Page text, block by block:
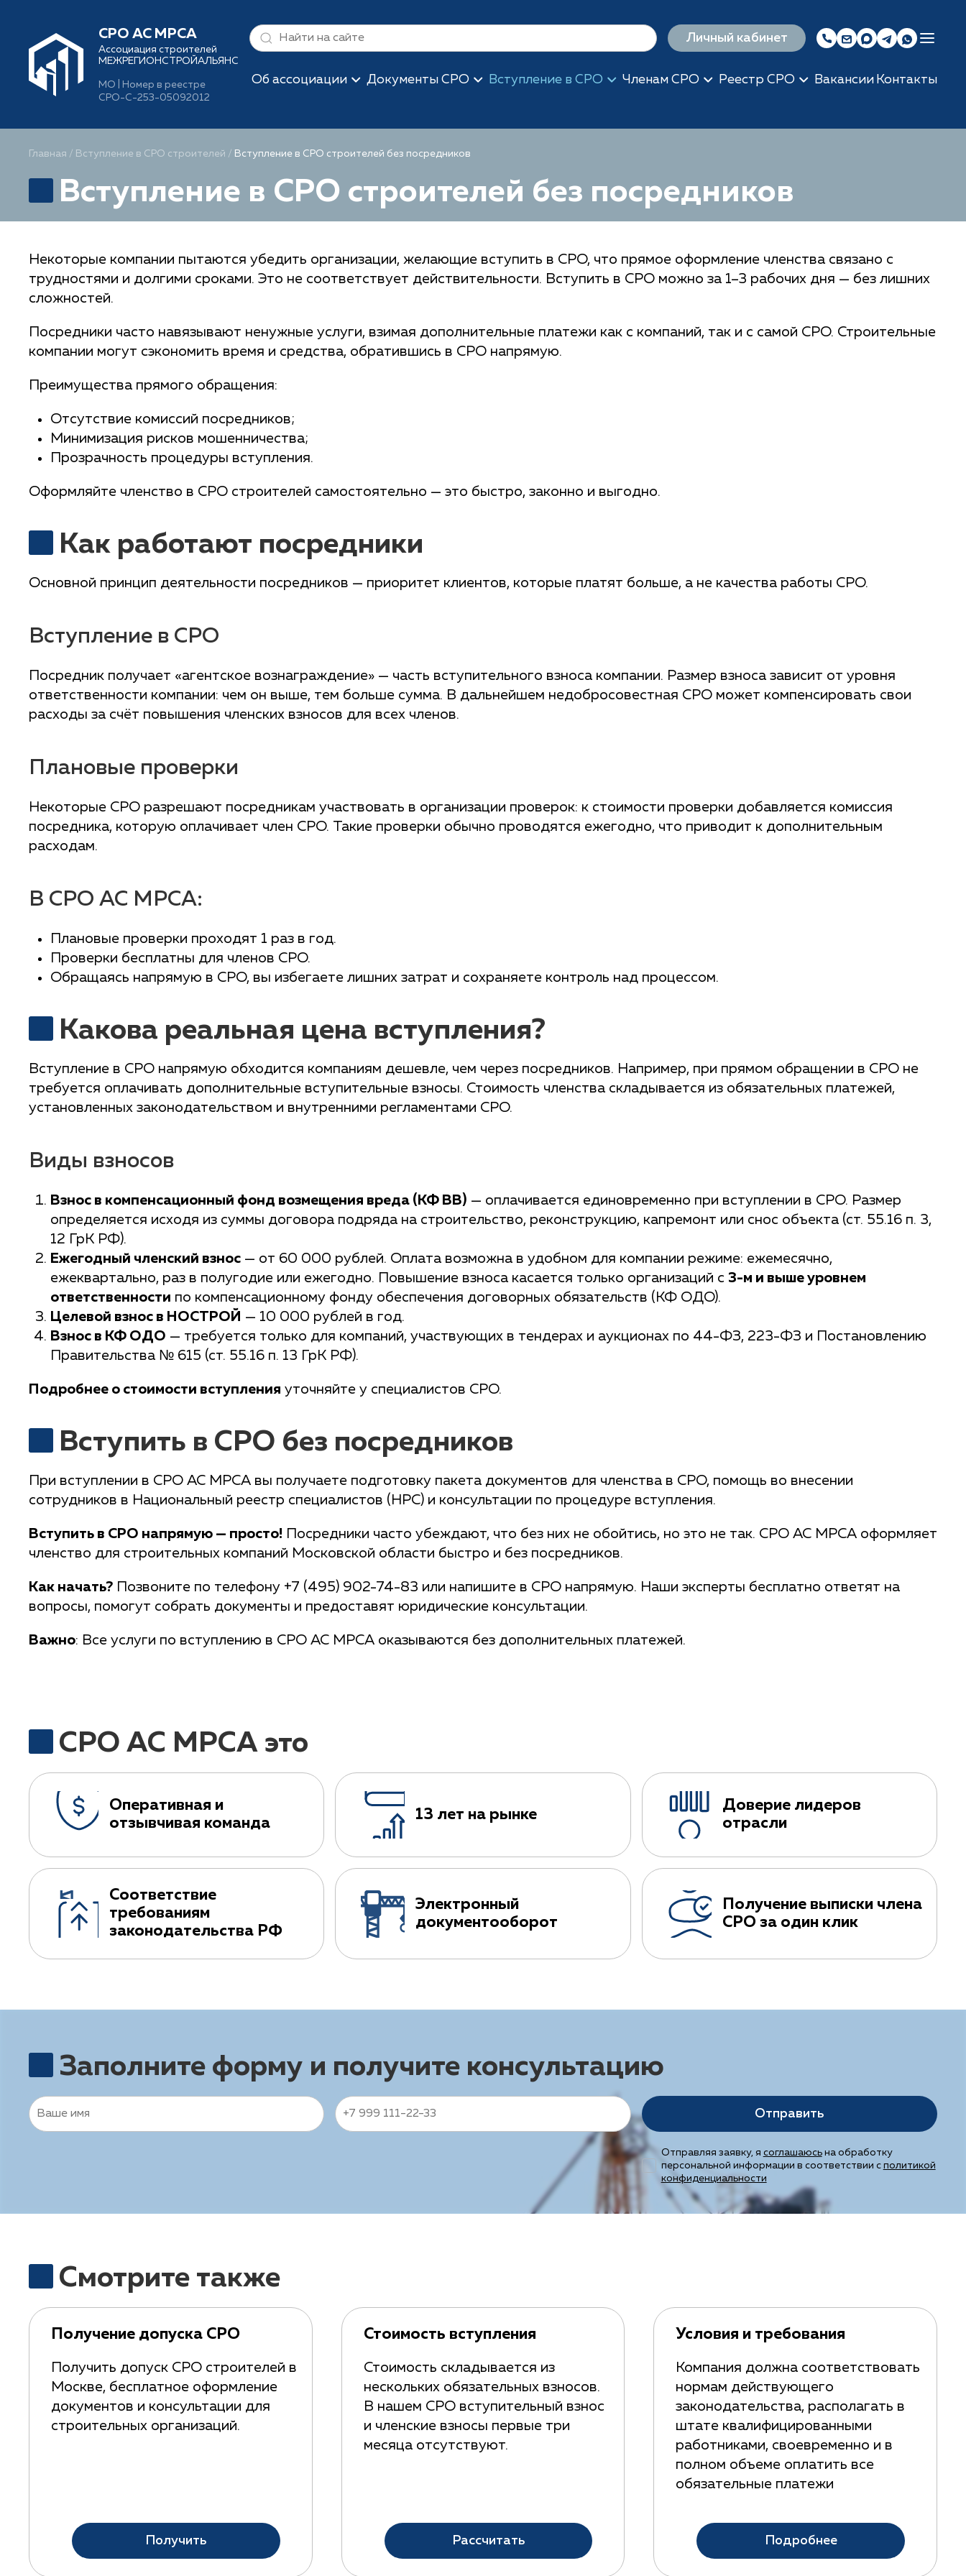
СРО АС МРСА
Ассоциация строителей
МЕЖРЕГИОНСТРОЙАЛЬЯНС
МО | Номер в реестре
СРО-С-253-05092012
Личный кабинет
Об ассоциации Документы СРО Вступление в СРО Членам СРО Реестр СРО Вакансии Контакты
Главная / Вступление в СРО строителей / Вступление в СРО строителей без посредников
Вступление в СРО строителей без посредников
Некоторые компании пытаются убедить организации, желающие вступить в СРО, что прямое оформление членства связано с
трудностями и долгими сроками. Это не соответствует действительности. Вступить в СРО можно за 1–3 рабочих дня — без лишних
сложностей.
Посредники часто навязывают ненужные услуги, взимая дополнительные платежи как с компаний, так и с самой СРО. Строительные
компании могут сэкономить время и средства, обратившись в СРО напрямую.
Преимущества прямого обращения:
Отсутствие комиссий посредников;
Минимизация рисков мошенничества;
Прозрачность процедуры вступления.
Оформляйте членство в СРО строителей самостоятельно — это быстро, законно и выгодно.
Как работают посредники
Основной принцип деятельности посредников — приоритет клиентов, которые платят больше, а не качества работы СРО.
Вступление в СРО
Посредник получает «агентское вознаграждение» — часть вступительного взноса компании. Размер взноса зависит от уровня
ответственности компании: чем он выше, тем больше сумма. В дальнейшем недобросовестная СРО может компенсировать свои
расходы за счёт повышения членских взносов для всех членов.
Плановые проверки
Некоторые СРО разрешают посредникам участвовать в организации проверок: к стоимости проверки добавляется комиссия
посредника, которую оплачивает член СРО. Такие проверки обычно проводятся ежегодно, что приводит к дополнительным
расходам.
В СРО АС МРСА:
Плановые проверки проходят 1 раз в год.
Проверки бесплатны для членов СРО.
Обращаясь напрямую в СРО, вы избегаете лишних затрат и сохраняете контроль над процессом.
Какова реальная цена вступления?
Вступление в СРО напрямую обходится компаниям дешевле, чем через посредников. Например, при прямом обращении в СРО не
требуется оплачивать дополнительные вступительные взносы. Стоимость членства складывается из обязательных платежей,
установленных законодательством и внутренними регламентами СРО.
Виды взносов
Взнос в компенсационный фонд возмещения вреда (КФ ВВ) — оплачивается единовременно при вступлении в СРО. Размер
определяется исходя из суммы договора подряда на строительство, реконструкцию, капремонт или снос объекта (ст. 55.16 п. 3,
12 ГрК РФ).
Ежегодный членский взнос — от 60 000 рублей. Оплата возможна в удобном для компании режиме: ежемесячно,
ежеквартально, раз в полугодие или ежегодно. Повышение взноса касается только организаций с 3-м и выше уровнем
ответственности по компенсационному фонду обеспечения договорных обязательств (КФ ОДО).
Целевой взнос в НОСТРОЙ — 10 000 рублей в год.
Взнос в КФ ОДО — требуется только для компаний, участвующих в тендерах и аукционах по 44-ФЗ, 223-ФЗ и Постановлению
Правительства № 615 (ст. 55.16 п. 13 ГрК РФ).
Подробнее о стоимости вступления уточняйте у специалистов СРО.
Вступить в СРО без посредников
При вступлении в СРО АС МРСА вы получаете подготовку пакета документов для членства в СРО, помощь во внесении
сотрудников в Национальный реестр специалистов (НРС) и консультации по процедуре вступления.
Вступить в СРО напрямую — просто! Посредники часто убеждают, что без них не обойтись, но это не так. СРО АС МРСА оформляет
членство для строительных компаний Московской области быстро и без посредников.
Как начать? Позвоните по телефону +7 (495) 902-74-83 или напишите в СРО напрямую. Наши эксперты бесплатно ответят на
вопросы, помогут собрать документы и предоставят юридические консультации.
Важно: Все услуги по вступлению в СРО АС МРСА оказываются без дополнительных платежей.
СРО АС МРСА это
Оперативная и
отзывчивая команда
13 лет на рынке
Доверие лидеров
отрасли
Соответствие
требованиям
законодательства РФ
Электронный
документооборот
Получение выписки члена
СРО за один клик
Заполните форму и получите консультацию
Отправить
Отправляя заявку, я соглашаюсьна обработку
персональной информации в соответствии с политикой
конфиденциальности
Смотрите также
Получение допуска СРО
Получить допуск СРО строителей в
Москве, бесплатное оформление
документов и консультации для
строительных организаций.
Получить
Стоимость вступления
Стоимость складывается из
нескольких обязательных взносов.
В нашем СРО вступительный взнос
и членские взносы первые три
месяца отсутствуют.
Рассчитать
Условия и требования
Компания должна соответствовать
нормам действующего
законодательства, располагать в
штате квалифицированными
работниками, своевременно и в
полном объеме оплатить все
обязательные платежи
Подробнее